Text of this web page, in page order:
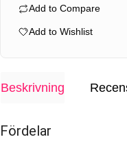
Cut
250ml
Add to Compare
Add to Wishlist
Beskrivning
Fördelar